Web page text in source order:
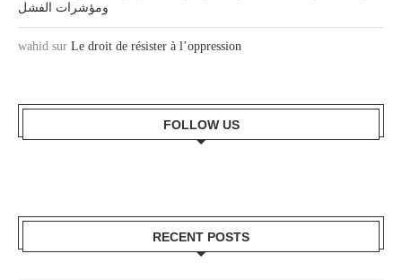
ومؤشرات الفشل
wahid sur Le droit de résister à l’oppression
FOLLOW US
RECENT POSTS